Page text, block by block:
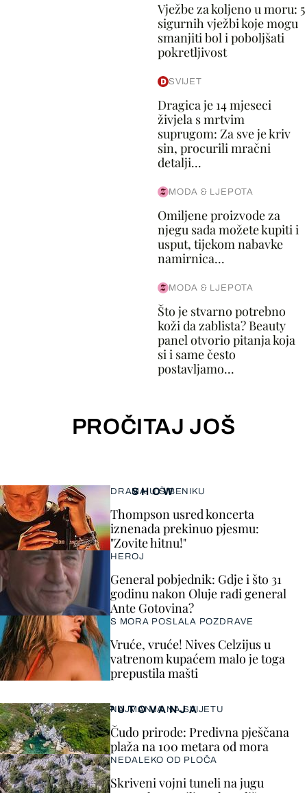
Vježbe za koljeno u moru: 5
sigurnih vježbi koje mogu
smanjiti bol i poboljšati
pokretljivost
SVIJET
Dragica je 14 mjeseci
živjela s mrtvim
suprugom: Za sve je kriv
sin, procurili mračni
detalji...
MODA & LJEPOTA
Omiljene proizvode za
njegu sada možete kupiti i
usput, tijekom nabavke
namirnica...
MODA & LJEPOTA
Što je stvarno potrebno
koži da zablista? Beauty
panel otvorio pitanja koja
si i same često
postavljamo...
PROČITAJ JOŠ
SHOW
DRAMA U ŠIBENIKU
Thompson usred koncerta
iznenada prekinuo pjesmu:
"Zovite hitnu!"
HEROJ
General pobjednik: Gdje i što 31
godinu nakon Oluje radi general
Ante Gotovina?
S MORA POSLALA POZDRAVE
Vruće, vruće! Nives Celzijus u
vatrenom kupaćem malo je toga
prepustila mašti
PUTOVANJA
NAJMANJA NA SVIJETU
Čudo prirode: Predivna pješčana
plaža na 100 metara od mora
NEDALEKO OD PLOČA
Skriveni vojni tuneli na jugu